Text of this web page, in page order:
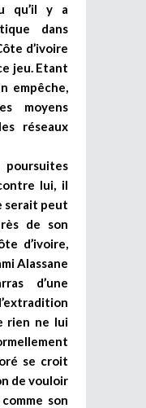
qu’il y a
dans
d’ivoire
jeu. Etant
empêche,
moyens
réseaux
lui, il
serait peut
de son
d’ivoire,
Alassane
d’une
rien ne lui
se croit
de vouloir
son